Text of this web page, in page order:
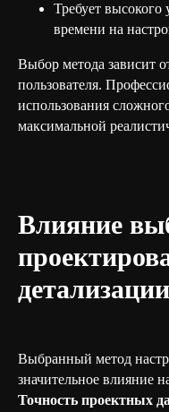
Требует
времени на
Выбор метода зависит
пользователя.
использования
максимальной
Влияние
детализации
Выбранный метод
значительное влияние
Точность проектных